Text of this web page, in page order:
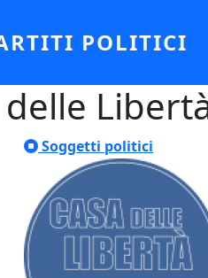
POLITICI
delle
Soggetti politici